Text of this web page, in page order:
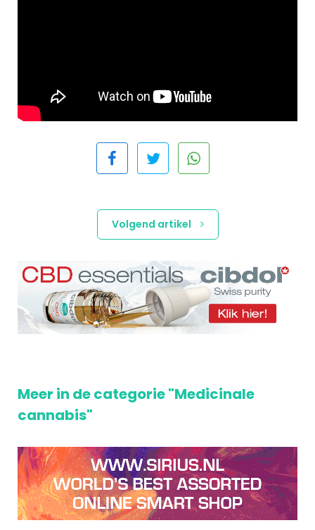
Volgend artikel
Meer in de categorie "Medicinale
cannabis"